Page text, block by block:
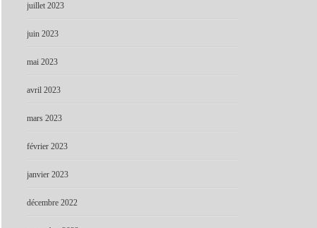
juillet 2023
juin 2023
mai 2023
avril 2023
mars 2023
février 2023
janvier 2023
décembre 2022